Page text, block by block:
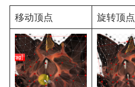
移动顶点 旋转顶点